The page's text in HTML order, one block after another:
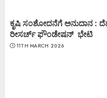
ಕೃಷಿ ಸಂಶೋದನೆಗೆ ಅನುದಾನ :
ರೀಸರ್ಚ್ ಫೌಂಡೇಷನ್ ಭೇಟಿ
11TH MARCH 2026